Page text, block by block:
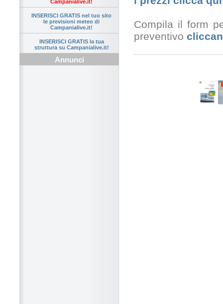
Campanialive.it!
INSERISCI GRATIS nel tuo sito
le previsioni meteo di
Campanialive.it!
INSERISCI GRATIS la tua
struttura su Campanialive.it!
Annunci
Compila il form
preventivo